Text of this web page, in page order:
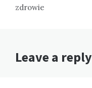
zdrowie
Leave a reply